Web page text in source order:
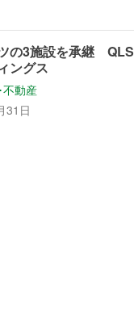
の3施設を承継 QLS
ングス
不動産
31日